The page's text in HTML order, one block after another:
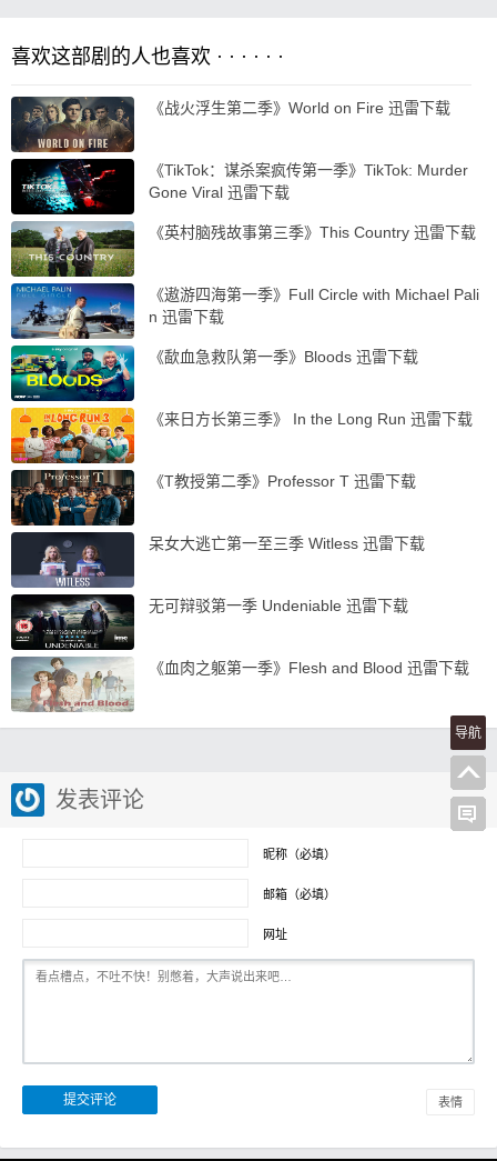
喜欢这部剧的人也喜欢 · · · · · ·
《战火浮生第二季》World on Fire 迅雷下载
《TikTok：谋杀案疯传第一季》TikTok: Murder
Gone Viral 迅雷下载
《英村脑残故事第三季》This Country 迅雷下载
《遨游四海第一季》Full Circle with Michael Pali
n 迅雷下载
《歃血急救队第一季》Bloods 迅雷下载
《来日方长第三季》 In the Long Run 迅雷下载
《T教授第二季》Professor T 迅雷下载
呆女大逃亡第一至三季 Witless 迅雷下载
无可辩驳第一季 Undeniable 迅雷下载
《血肉之躯第一季》Flesh and Blood 迅雷下载
发表评论
昵称（必填）
邮箱（必填）
网址
表情
导航